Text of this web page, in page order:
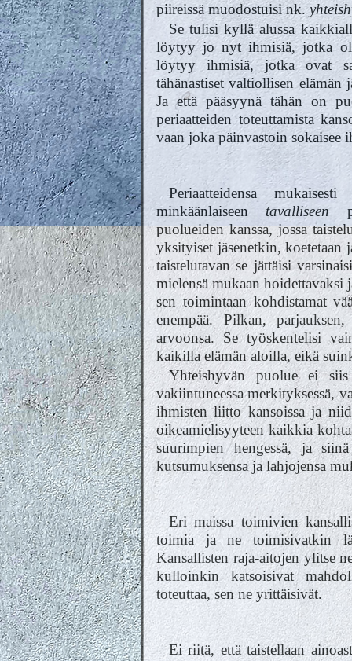
piireissä muodostuisi nk.
Se tulisi kyllä alussa
löytyy jo nyt ihmisiä, jotka
löytyy ihmisiä, jotka ovat
tähänastiset valtiollisen
Ja että pääsyynä tähän on
periaatteiden toteuttamista
vaan joka päinvastoin sokaisee
Periaatteidensa
minkäänlaiseen tavalliseen
puolueiden kanssa, jossa
yksityiset jäsenetkin, koetetaan
taistelutavan se jättäisi
mielensä mukaan hoidettavaksi
sen toimintaan kohdistamat
enempää. Pilkan,
arvoonsa. Se työskentelisi
kaikilla elämän aloilla, eikä
Yhteishyvän puolue ei
vakiintuneessa merkityksessä,
ihmisten liitto kansoissa ja
oikeamielisyyteen kaikkia
suurimpien hengessä, ja
kutsumuksensa ja lahjojensa
Eri maissa toimivien
toimia ja ne toimisivatkin
Kansallisten raja-aitojen ylitse
kulloinkin katsoisivat
toteuttaa, sen ne yrittäisivät.
Ei riitä, että taistellaan